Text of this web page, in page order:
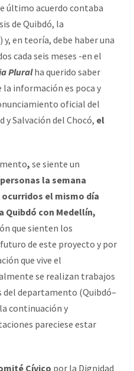
último acuerdo contaba
de Quibdó, la
en teoría, debe haber una
cada seis meses -en el
Pluralha querido saber
la información es poca y
oficial del
y Salvación del Chocó, el
, se siente un
la semana
el mismo día
Quibdó con Medellín,
que sienten los
de este proyecto y por
que vive el
se realizan trabajos
del departamento (Quibdó–
continuación y
pareciese estar
Cívico por la Dignidad